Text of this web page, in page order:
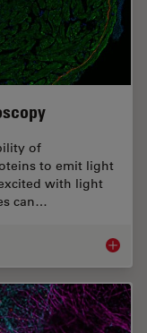
of
to emit light
with light
can…
A